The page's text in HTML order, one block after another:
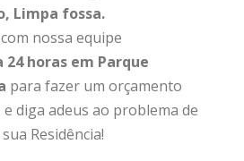
Limpa fossa.
nossa equipe
horas em Parque
para fazer um orçamento
diga adeus ao problema de
Residência!